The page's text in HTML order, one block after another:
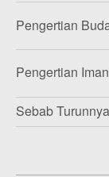
Pengertian
Pengertian
Sebab